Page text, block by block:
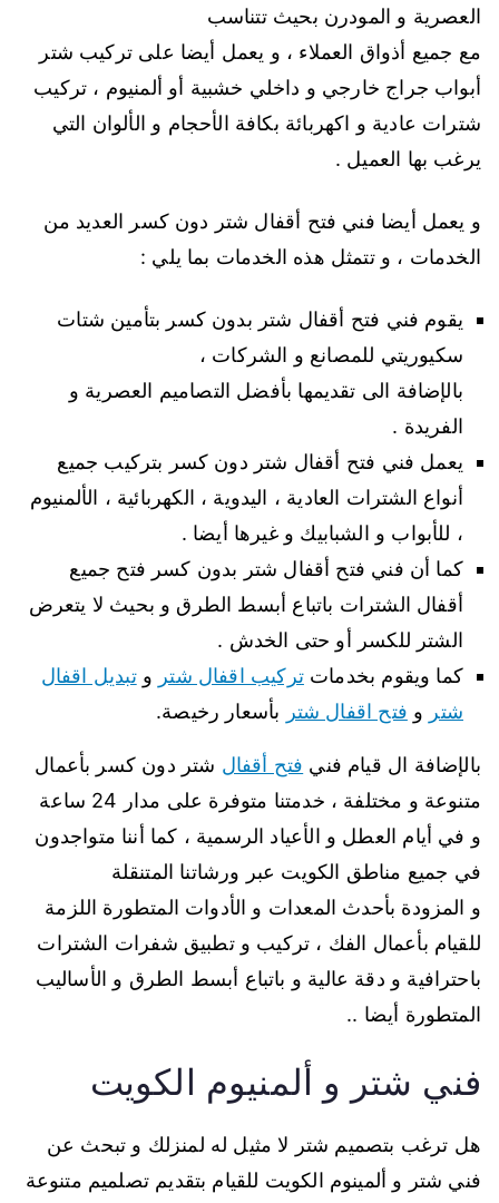
العصرية و المودرن بحيث تتناسب
مع جميع أذواق العملاء ، و يعمل أيضا على تركيب شتر
أبواب جراج خارجي و داخلي خشبية أو ألمنيوم ، تركيب
شترات عادية و اكهربائة بكافة الأحجام و الألوان التي
يرغب بها العميل .
و يعمل أيضا فني فتح أقفال شتر دون كسر العديد من
الخدمات ، و تتمثل هذه الخدمات بما يلي :
يقوم فني فتح أقفال شتر بدون كسر بتأمين شتات
سكيوريتي للمصانع و الشركات ،
بالإضافة الى تقديمها بأفضل التصاميم العصرية و
الفريدة .
يعمل فني فتح أقفال شتر دون كسر بتركيب جميع
أنواع الشترات العادية ، اليدوية ، الكهربائية ، الألمنيوم
، للأبواب و الشبابيك و غيرها أيضا .
كما أن فني فتح أقفال شتر بدون كسر فتح جميع
أقفال الشترات باتباع أبسط الطرق و بحيث لا يتعرض
الشتر للكسر أو حتى الخدش .
كما ويقوم بخدماتتركيب اقفال شتر وتبديل اقفال
شتر و فتح اقفال شتر بأسعار رخيصة.
بالإضافة ال قيام فني فتح أقفال شتر دون كسر بأعمال
متنوعة و مختلفة ، خدمتنا متوفرة على مدار 24 ساعة
و في أيام العطل و الأعياد الرسمية ، كما أننا متواجدون
في جميع مناطق الكويت عبر ورشاتنا المتنقلة
و المزودة بأحدث المعدات و الأدوات المتطورة اللزمة
للقيام بأعمال الفك ، تركيب و تطبيق شفرات الشترات
باحترافية و دقة عالية و باتباع أبسط الطرق و الأساليب
المتطورة أيضا ..
فني شتر و ألمنيوم الكويت
هل ترغب بتصميم شتر لا مثيل له لمنزلك و تبحث عن
فني شتر و ألمينوم الكويت للقيام بتقديم تصلميم متنوعة